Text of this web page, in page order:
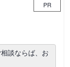
PR
談ならば、お